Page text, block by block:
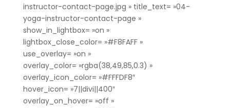
instructor-contact-page.jpg » title_text= »04-
yoga-instructor-contact-page »
show_in_lightbox= »on »
lightbox_close_color= »#F8FAFF »
use_overlay= »on »
overlay_color= »rgba(38,49,85,0.3) »
overlay_icon_color= »#FFFDF8″
hover_icon= »7||divi||400″
overlay_on_hover= »off »